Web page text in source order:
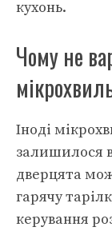
кухонь.
Чому не
Іноді
залишилося
дверцята
гарячу
керування